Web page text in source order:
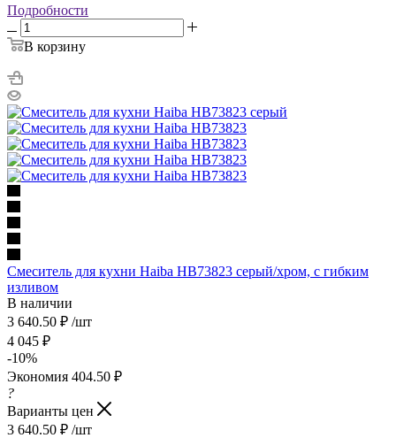
Подробности
В корзину
Смеситель для кухни Haiba HB73823 серый/хром, с гибким
изливом
В наличии
3 640.50 ₽ /шт
4 045 ₽
-10%
Экономия 404.50 ₽
?
Варианты цен
3 640.50 ₽ /шт